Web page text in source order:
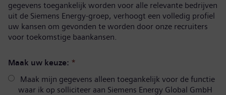
gegevens toegankelijk worden voor alle relevante bedrijven
uit de Siemens Energy-groep, verhoogt een volledig profiel
uw kansen om gevonden te worden door onze recruiters
voor toekomstige baankansen.
Maak uw keuze: *
Maak mijn gegevens alleen toegankelijk voor de functie
waar ik op solliciteer aan Siemens Energy Global GmbH